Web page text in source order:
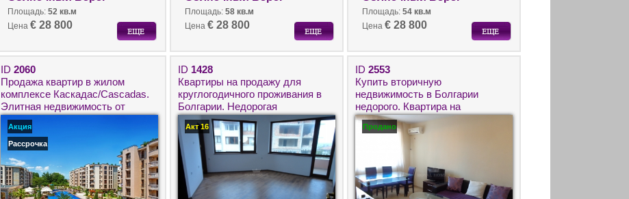
Площадь: 52 кв.м
Цена € 28 800
Площадь: 58 кв.м
Цена € 28 800
Площадь: 54 кв.м
Цена € 28 800
ID 2060
Продажа квартир в жилом
комплексе Каскадас/Cascadas.
Элитная недвижимость от
застройщика.
Акция
Рассрочка
ID 1428
Квартиры на продажу для
круглогодичного проживания в
Болгарии. Недорогая
недвижимость в Царево.
Акт 16
ID 2553
Купить вторичную
недвижимость в Болгарии
недорого. Квартира на
Солнечном Берегу для
круглогодичного проживания.
Продано